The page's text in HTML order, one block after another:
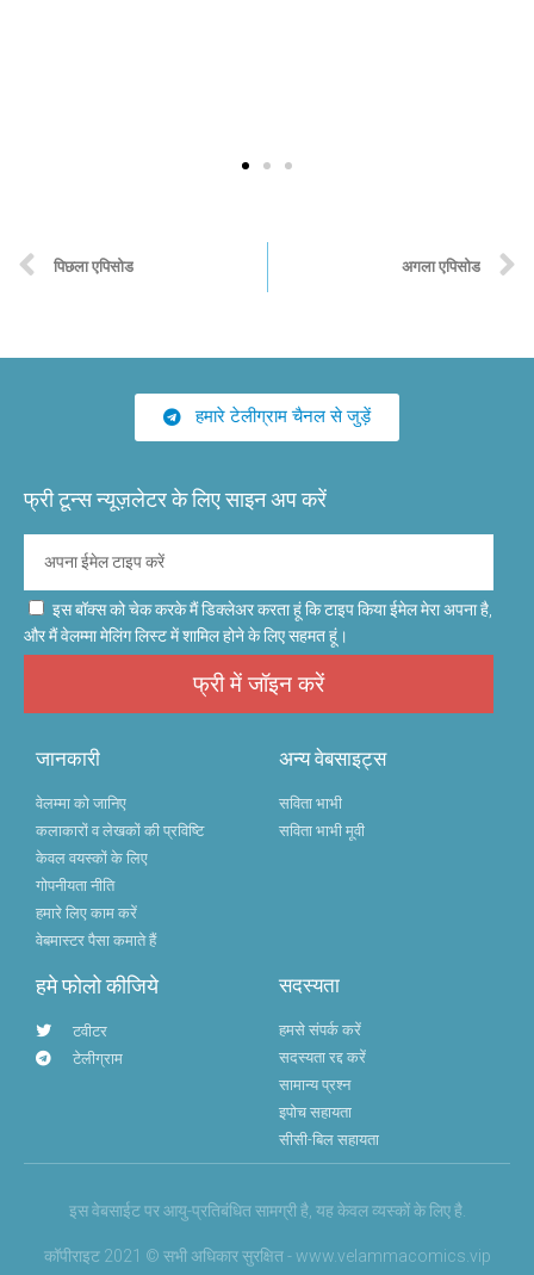
पिछला एपिसोड अगला एपिसोड
हमारे टेलीग्राम चैनल से जुड़ें
फ्री टून्स न्यूज़लेटर के लिए साइन अप करें
इस बॉक्स को चेक करके मैं डिक्लेअर करता हूं कि टाइप किया ईमेल मेरा अपना है,
और मैं वेलम्मा मेलिंग लिस्ट में शामिल होने के लिए सहमत हूं।
फ्री में जॉइन करें
जानकारी
वेलम्मा को जानिए
कलाकारों व लेखकों की प्रविष्टि
केवल वयस्कों के लिए
गोपनीयता नीति
हमारे लिए काम करें
वेबमास्टर पैसा कमाते हैं
अन्य वेबसाइट्स
सविता भाभी
सविता भाभी मूवी
हमे फोलो कीजिये
टवीटर
टेलीग्राम
सदस्यता
हमसे संपर्क करें
सदस्यता रद्द करें
सामान्य प्रश्न
इपोच सहायता
सीसी-बिल सहायता
इस वेबसाईट पर आयु-प्रतिबंधित सामग्री है, यह केवल व्यस्कों के लिए है.
कॉपीराइट 2021 © सभी अधिकार सुरक्षित - www.velammacomics.vip